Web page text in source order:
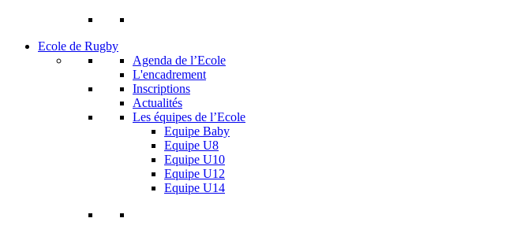
Ecole de Rugby
Agenda de l’Ecole
L'encadrement
Inscriptions
Actualités
Les équipes de l’Ecole
Equipe Baby
Equipe U8
Equipe U10
Equipe U12
Equipe U14